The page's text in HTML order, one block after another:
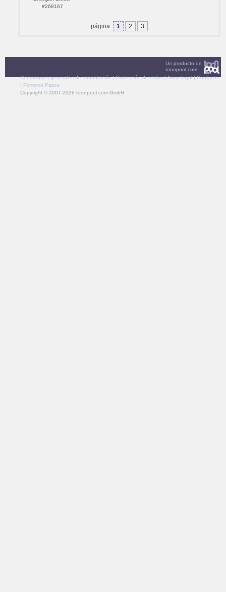
#268167
página 1 2 3
Un producto de
toonpool.com
Condiciones generales de contratación|Protección de datos|Aviso legal|Contacto
| Primeros Pasos
Copyright © 2007-2026 toonpool.com GmbH